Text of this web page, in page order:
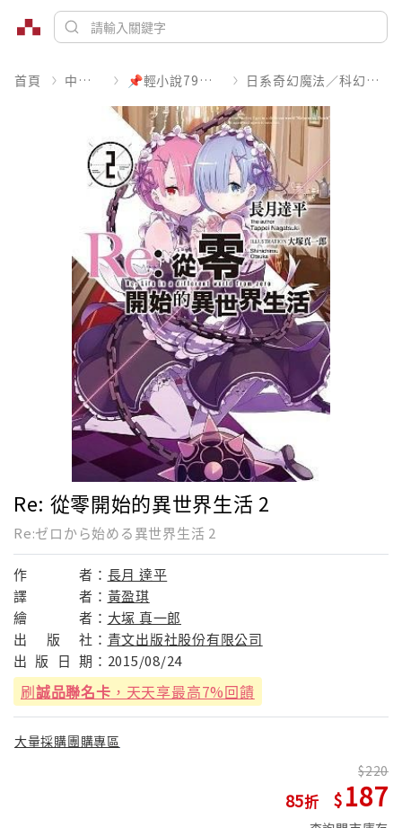
首頁 中文書 📌輕小說79折起 日系奇幻魔法／科幻冒險
Re: 從零開始的異世界生活 2
Re:ゼロから始める異世界生活 2
作 者： 長月 達平
譯
者： 黃盈琪
繪
者： 大塚 真一郎
出
版 社： 青文出版社股份有限公司
出 版 日 期： 2015/08/24
刷誠品聯名卡 ，天天享最高7%回饋
大量採購團購專區
85
220
187